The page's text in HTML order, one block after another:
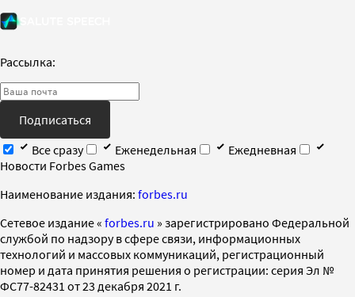
Рассылка:
Подписаться
Все сразу
Еженедельная
Ежедневная
Новости Forbes Games
Наименование издания: forbes.ru
Cетевое издание « forbes.ru » зарегистрировано Федеральной
службой по надзору в сфере связи, информационных
технологий и массовых коммуникаций, регистрационный
номер и дата принятия решения о регистрации: серия Эл №
ФС77-82431 от 23 декабря 2021 г.